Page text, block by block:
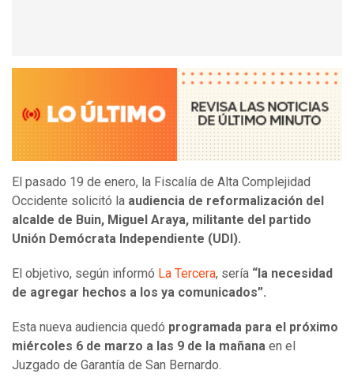
El pasado 19 de enero, la Fiscalía de Alta Complejidad
Occidente solicitó la audiencia de reformalización del
alcalde de Buin, Miguel Araya, militante del partido
Unión Demócrata Independiente (UDI).
El objetivo, según informó La Tercera, sería “la necesidad
de agregar hechos a los ya comunicados”.
Esta nueva audiencia quedó programada para el próximo
miércoles 6 de marzo a las 9 de la mañana en el
Juzgado de Garantía de San Bernardo.